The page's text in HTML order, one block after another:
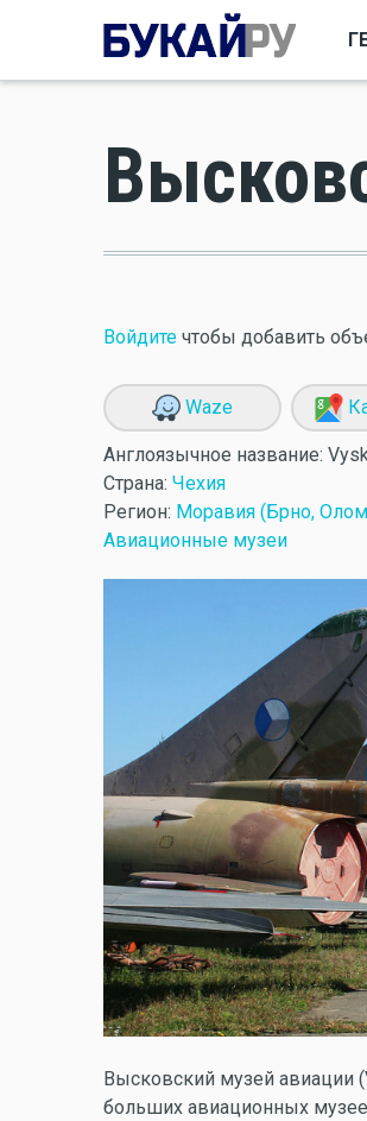
Войдите чтобы добавить
Waze
Англоязычное название:
Страна: Чехия
Регион: Моравия (Брно,
Авиационные музеи
Высковский музей авиации
больших авиационных